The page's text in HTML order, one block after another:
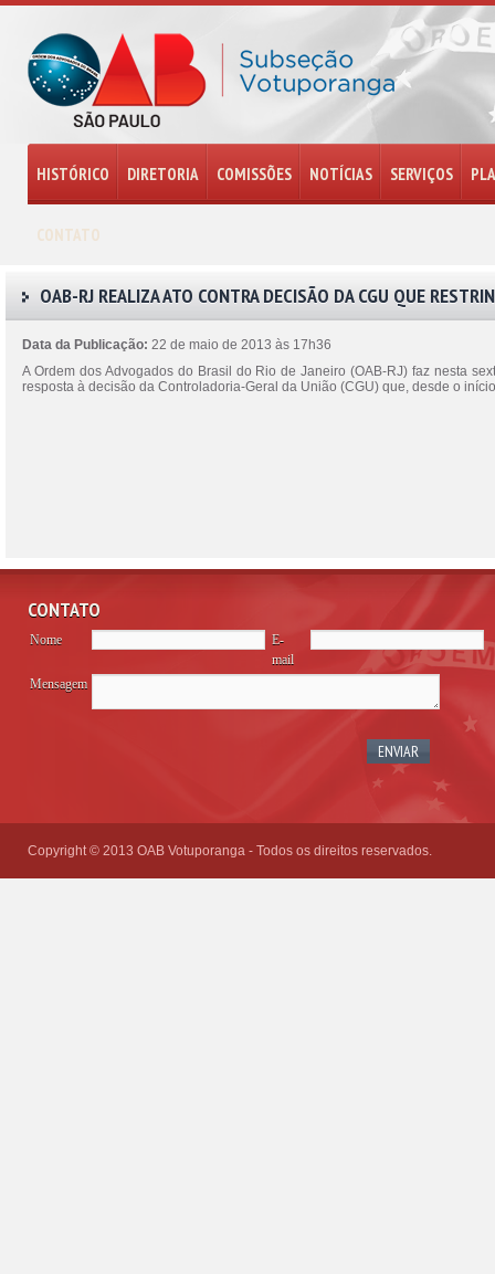
HISTÓRICO DIRETORIA COMISSÕES NOTÍCIAS SERVIÇOS
CONTATO
OAB-RJ REALIZA ATO CONTRA DECISÃO DA CGU QUE
Data da Publicação: 22 de maio de 2013 às 17h36
A Ordem dos Advogados do Brasil do Rio de Janeiro (OAB-RJ) faz nesta
resposta à decisão da Controladoria-Geral da União (CGU) que, desde o
CONTATO
Nome
E-
mail
Mensagem
Copyright © 2013 OAB Votuporanga - Todos os direitos reservados.